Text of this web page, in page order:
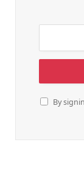
By